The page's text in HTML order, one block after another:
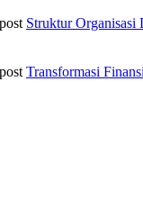
Struktur
Transformasi